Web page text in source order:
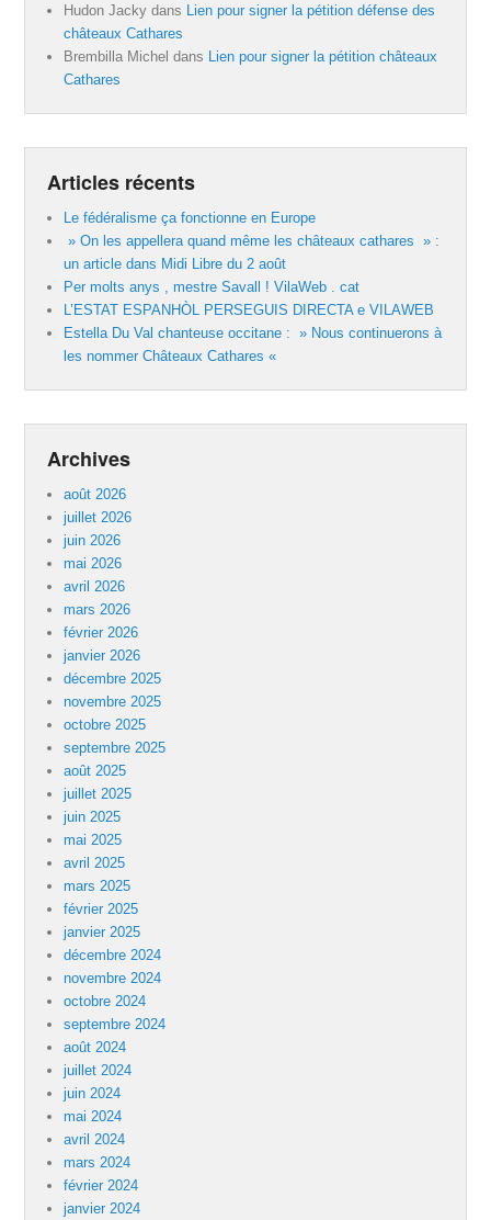
Hudon Jacky dans
Lien pour signer la pétition défense des
châteaux Cathares
Brembilla Michel dans
Lien pour signer la pétition châteaux
Cathares
Articles récents
Le fédéralisme ça fonctionne en Europe
» On les appellera quand même les châteaux cathares » :
un article dans Midi Libre du 2 août
Per molts anys , mestre Savall ! VilaWeb . cat
L’ESTAT ESPANHÒL PERSEGUIS DIRECTA e VILAWEB
Estella Du Val chanteuse occitane : » Nous continuerons à
les nommer Châteaux Cathares «
Archives
août 2026
juillet 2026
juin 2026
mai 2026
avril 2026
mars 2026
février 2026
janvier 2026
décembre 2025
novembre 2025
octobre 2025
septembre 2025
août 2025
juillet 2025
juin 2025
mai 2025
avril 2025
mars 2025
février 2025
janvier 2025
décembre 2024
novembre 2024
octobre 2024
septembre 2024
août 2024
juillet 2024
juin 2024
mai 2024
avril 2024
mars 2024
février 2024
janvier 2024